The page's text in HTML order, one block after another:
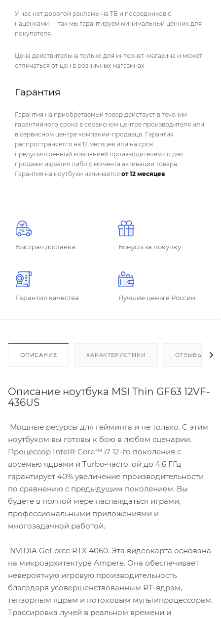
У нас нет дорогой рекламы на ТВ и посредников с
наценками — так мы гарантируем минимальный ценник для
покупателя.
Цена действительна только для интернет-магазина и может
отличаться от цен в розничных магазинах
Гарантия
Гарантия на приобретаемый товар действует в течении
гарантийного срока в сервисном центре производителя или
в сервисном центре компании-продавца. Гарантия
распространяется на 12 месяцев или на срок
предусмотренный компанией производителем со дня
продажи изделия либо с момента активации товара.
Гарантия на ноутбуки начинается от 12 месяцев
Быстрая доставка Бонусы за покупку
Гарантия качества Лучшие цены в России
ОПИСАНИЕ ХАРАКТЕРИСТИКИ ОТЗЫВЫ
Описание ноутбука MSI Thin GF63 12VF-
436US
Мощные ресурсы для гейминга и не только. С этим
ноутбуком вы готовы к бою в любом сценарии.
Процессор Intel® Core™ i7 12-го поколения с
восемью ядрами и Turbo-частотой до 4,6 ГГц
гарантирует 40% увеличение производительности
по сравнению с предыдущим поколением. Вы
будете в полной мере наслаждаться играми,
профессиональными приложениями и
многозадачной работой.
NVIDIA GeForce RTX 4060. Эта видеокарта основана
на микроархитектуре Ampere. Она обеспечивает
невероятную игровую производительность
благодаря усовершенствованным RT-ядрам,
тензорным ядрам и потоковым мультипроцессорам.
Трассировка лучей в реальном времени и